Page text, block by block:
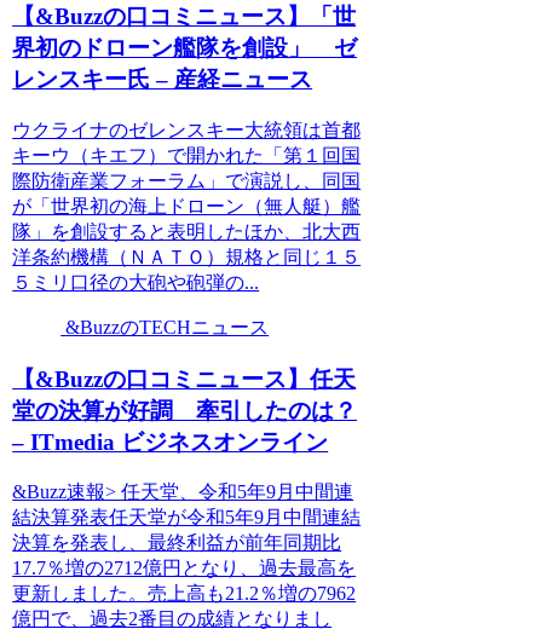
【&Buzzの口コミニュース】「世
界初のドローン艦隊を創設」 ゼ
レンスキー氏 – 産経ニュース
ウクライナのゼレンスキー大統領は首都
キーウ（キエフ）で開かれた「第１回国
際防衛産業フォーラム」で演説し、同国
が「世界初の海上ドローン（無人艇）艦
隊」を創設すると表明したほか、北大西
洋条約機構（ＮＡＴＯ）規格と同じ１５
５ミリ口径の大砲や砲弾の...
&BuzzのTECHニュース
【&Buzzの口コミニュース】任天
堂の決算が好調 牽引したのは？
– ITmedia ビジネスオンライン
&Buzz速報> 任天堂、令和5年9月中間連
結決算発表任天堂が令和5年9月中間連結
決算を発表し、最終利益が前年同期比
17.7％増の2712億円となり、過去最高を
更新しました。売上高も21.2％増の7962
億円で、過去2番目の成績となりまし